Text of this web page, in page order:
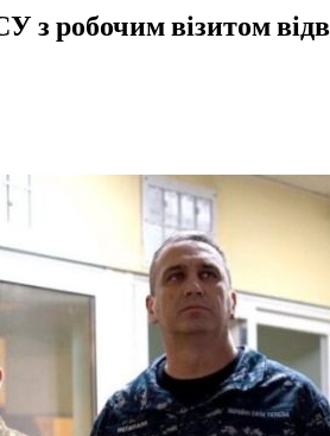
робочим візитом